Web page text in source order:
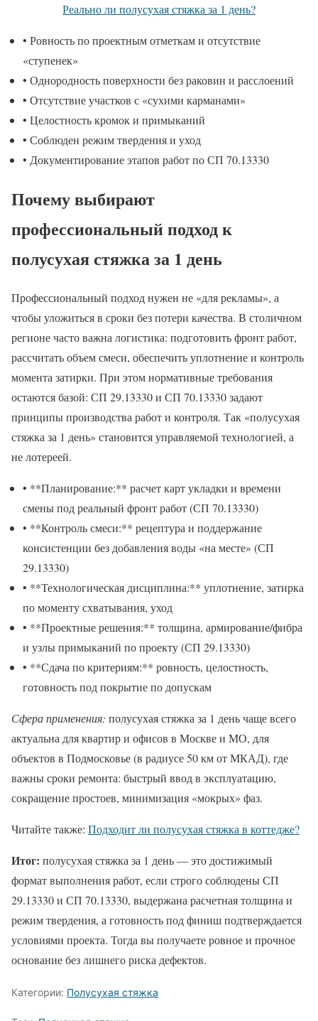
Реально ли полусухая стяжка за 1 день?
• Ровность по проектным отметкам и отсутствие
«ступенек»
• Однородность поверхности без раковин и расслоений
• Отсутствие участков с «сухими карманами»
• Целостность кромок и примыканий
• Соблюден режим твердения и уход
• Документирование этапов работ по СП 70.13330
Почему выбирают
профессиональный подход к
полусухая стяжка за 1 день
Профессиональный подход нужен не «для рекламы», а
чтобы уложиться в сроки без потери качества. В столичном
регионе часто важна логистика: подготовить фронт работ,
рассчитать объем смеси, обеспечить уплотнение и контроль
момента затирки. При этом нормативные требования
остаются базой: СП 29.13330 и СП 70.13330 задают
принципы производства работ и контроля. Так «полусухая
стяжка за 1 день» становится управляемой технологией, а
не лотереей.
• **Планирование:** расчет карт укладки и времени
смены под реальный фронт работ (СП 70.13330)
• **Контроль смеси:** рецептура и поддержание
консистенции без добавления воды «на месте» (СП
29.13330)
• **Технологическая дисциплина:** уплотнение, затирка
по моменту схватывания, уход
• **Проектные решения:** толщина, армирование/фибра
и узлы примыканий по проекту (СП 29.13330)
• **Сдача по критериям:** ровность, целостность,
готовность под покрытие по допускам
Сфера применения: полусухая стяжка за 1 день чаще всего
актуальна для квартир и офисов в Москве и МО, для
объектов в Подмосковье (в радиусе 50 км от МКАД), где
важны сроки ремонта: быстрый ввод в эксплуатацию,
сокращение простоев, минимизация «мокрых» фаз.
Читайте также: Подходит ли полусухая стяжка в коттедже?
Итог: полусухая стяжка за 1 день — это достижимый
формат выполнения работ, если строго соблюдены СП
29.13330 и СП 70.13330, выдержана расчетная толщина и
режим твердения, а готовность под финиш подтверждается
условиями проекта. Тогда вы получаете ровное и прочное
основание без лишнего риска дефектов.
Категории: Полусухая стяжка